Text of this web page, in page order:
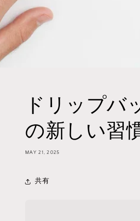
ドリップ
の新しい習
MAY 21, 2025
共有